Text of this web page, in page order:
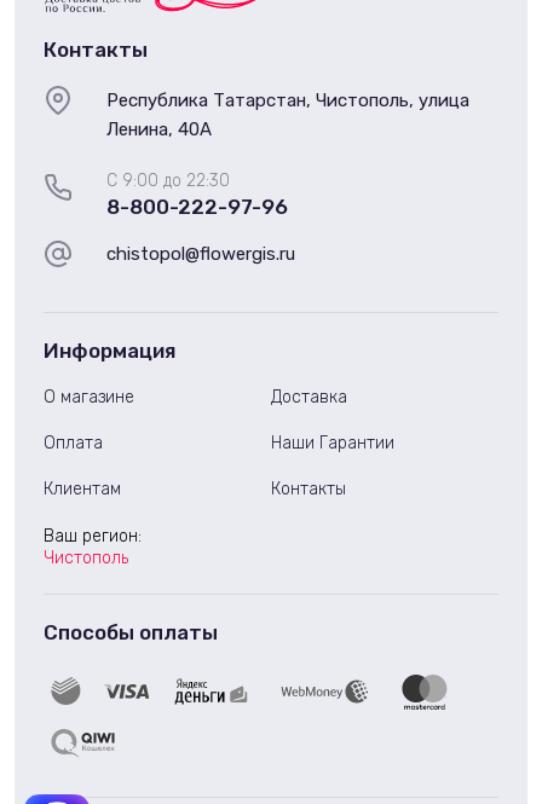
Контакты
С 9:00 до 22:30
8-800-222-97-96
Республика Татарстан, Чистополь, улица
Ленина, 40А
chistopol@flowergis.ru
Информация
О магазине Доставка
Оплата Наши Гарантии
Клиентам Контакты
Ваш регион:
Чистополь
Способы оплаты